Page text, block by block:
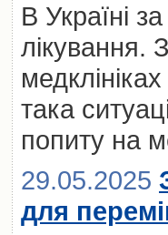
В Україні
лікування.
така
попиту на
29.05.2025
для